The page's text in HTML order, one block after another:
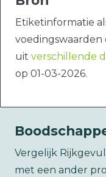
Etiketinformatie
voedingswaarden
uit verschillende
op 01-03-2026.
Vergelijk
met een ander